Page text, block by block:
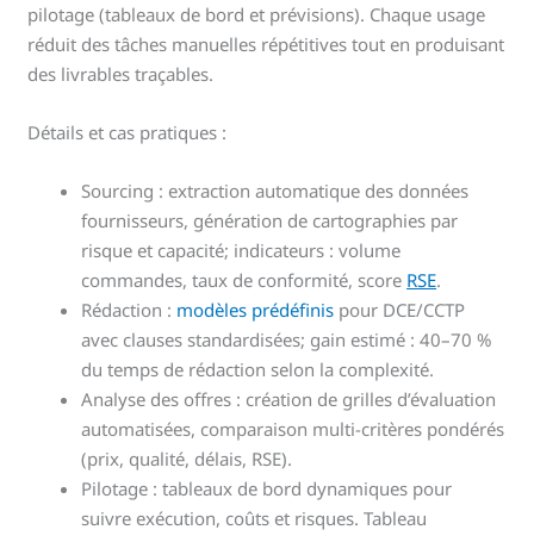
pilotage (tableaux de bord et prévisions). Chaque usage
réduit des tâches manuelles répétitives tout en produisant
des livrables traçables.
Détails et cas pratiques :
Sourcing : extraction automatique des données
fournisseurs, génération de cartographies par
risque et capacité; indicateurs : volume
commandes, taux de conformité, score RSE.
Rédaction : modèles prédéfinis pour DCE/CCTP
avec clauses standardisées; gain estimé : 40–70 %
du temps de rédaction selon la complexité.
Analyse des offres : création de grilles d’évaluation
automatisées, comparaison multi-critères pondérés
(prix, qualité, délais, RSE).
Pilotage : tableaux de bord dynamiques pour
suivre exécution, coûts et risques. Tableau